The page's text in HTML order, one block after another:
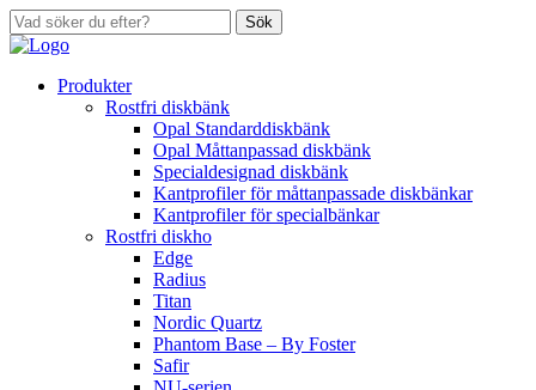
Sök
Produkter
Rostfri diskbänk
Opal Standarddiskbänk
Opal Måttanpassad diskbänk
Specialdesignad diskbänk
Kantprofiler för måttanpassade diskbänkar
Kantprofiler för specialbänkar
Rostfri diskho
Edge
Radius
Titan
Nordic Quartz
Phantom Base – By Foster
Safir